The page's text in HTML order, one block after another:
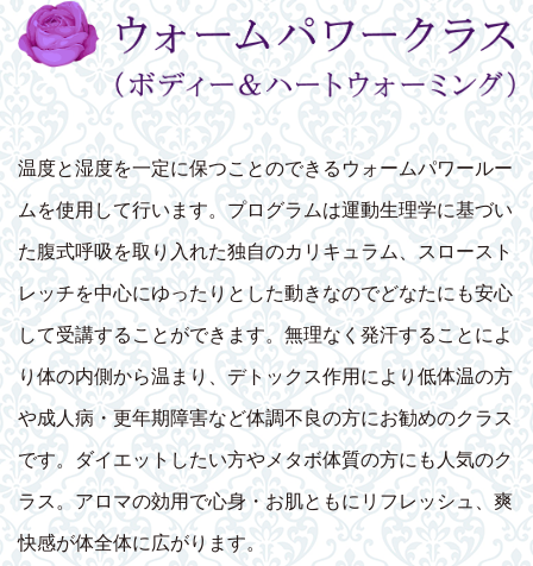
温度と湿度を一定に保つことのできるウォームパワールー
ムを使用して行います。プログラムは運動生理学に基づい
た腹式呼吸を取り入れた独自のカリキュラム、スロースト
レッチを中心にゆったりとした動きなのでどなたにも安心
して受講することができます。無理なく発汗することによ
り体の内側から温まり、デトックス作用により低体温の方
や成人病・更年期障害など体調不良の方にお勧めのクラス
です。ダイエットしたい方やメタボ体質の方にも人気のク
ラス。アロマの効用で心身・お肌ともにリフレッシュ、爽
快感が体全体に広がります。